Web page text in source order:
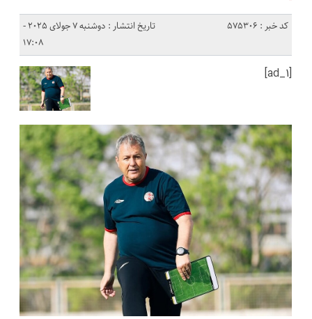
کد خبر : 575306
تاریخ انتشار : دوشنبه 7 جولای 2025 -
17:08
[ad_1]